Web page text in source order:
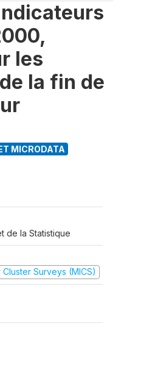
les
la fin de
MICRODATA
de la Statistique
Surveys (MICS)